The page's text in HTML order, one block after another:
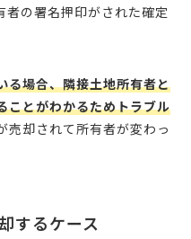
者の署名押印がされた確定
る場合、隣接土地所有者と
ことがわかるためトラブル
売却されて所有者が変わっ
するケース